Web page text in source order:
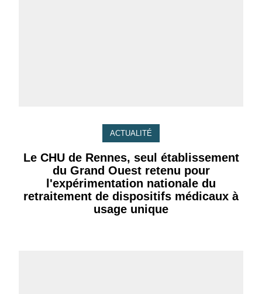
ACTUALITÉ
Le CHU de Rennes, seul établissement
du Grand Ouest retenu pour
l'expérimentation nationale du
retraitement de dispositifs médicaux à
usage unique